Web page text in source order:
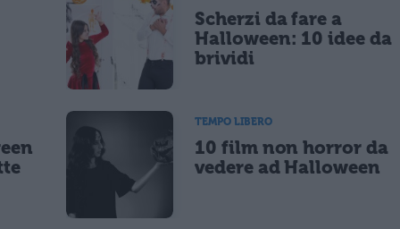
di marketing diretto con modalità automatizzate o tradizionali
Scherzi da fare a
Halloween: 10 idee da
brividi
TEMPO LIBERO
10 film non horror da
vedere ad Halloween